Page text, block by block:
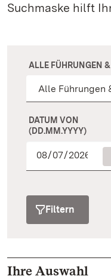
Suchmaske hilft
ALLE FÜHRUNGEN
DATUM VON
(DD.MM.YYYY)
Filtern
Ihre Auswahl